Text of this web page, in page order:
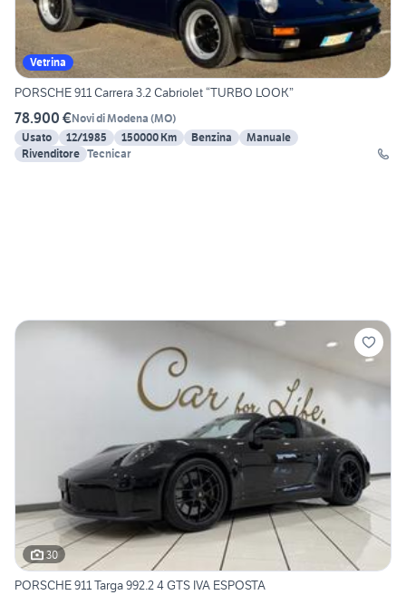
Vetrina
PORSCHE 911 Carrera 3.2 Cabriolet “TURBO LOOK”
78.900 €Novi di Modena (MO)
Usato
12/1985 150000 Km Benzina
Manuale
Rivenditore Tecnicar
30
PORSCHE 911 Targa 992.2 4 GTS IVA ESPOSTA